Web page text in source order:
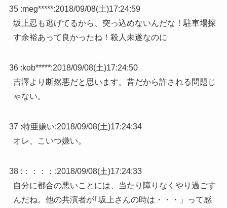
35 :meg*****:2018/09/08(土)17:24:59
坂上忍も逃げてるから、突っ込めないんだな！駐車場探
す余裕あって良かったね！殺人未遂なのに
36 :kob*****:2018/09/08(土)17:24:50
吉澤より断然悪だと思います。昔だから許される問題じ
ゃない。
37 :特亜嫌い:2018/09/08(土)17:24:34
オレ、こいつ嫌い。
38 : ：：：： :2018/09/08(土)17:24:33
自分に都合の悪いことには、当たり障りなくやり過ごす
んだね。他の共演者が｢坂上さんの時は・・・」って感